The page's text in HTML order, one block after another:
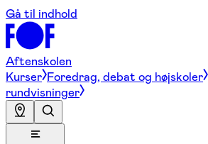
Gå til indhold
Aftenskolen
Kurser Foredrag, debat og højskoler
rundvisninger